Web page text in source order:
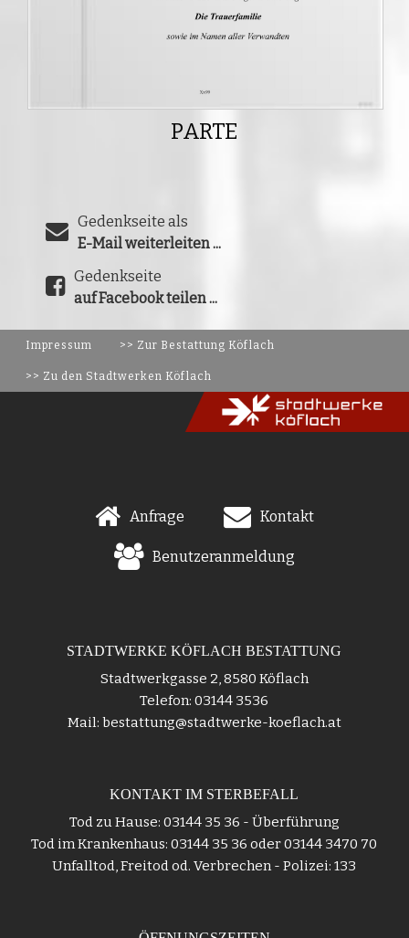
PARTE
Gedenkseite als
E-Mail weiterleiten ...
Gedenkseite
auf Facebook teilen ...
Impressum >> Zur Bestattung Köflach
>> Zu den Stadtwerken Köflach
Anfrage Kontakt
Benutzeranmeldung
STADTWERKE KÖFLACH BESTATTUNG
Stadtwerkgasse 2, 8580 Köflach
Telefon: 03144 3536
Mail: bestattung@stadtwerke-koeflach.at
KONTAKT IM STERBEFALL
Tod zu Hause: 03144 35 36 - Überführung
Tod im Krankenhaus: 03144 35 36 oder 03144 3470 70
Unfalltod, Freitod od. Verbrechen - Polizei: 133